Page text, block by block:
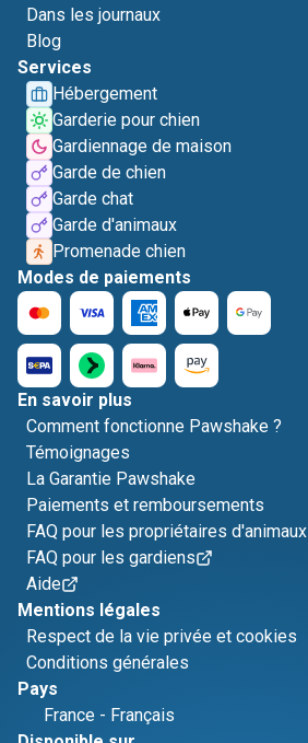
Dans les journaux
Blog
Services
Hébergement
Garderie pour chien
Gardiennage de maison
Garde de chien
Garde chat
Garde d'animaux
Promenade chien
Modes de paiements
En savoir plus
Comment fonctionne Pawshake ?
Témoignages
La Garantie Pawshake
Paiements et remboursements
FAQ pour les propriétaires d'animaux
FAQ pour les gardiens
Aide
Mentions légales
Respect de la vie privée et cookies
Conditions générales
Pays
France - Français